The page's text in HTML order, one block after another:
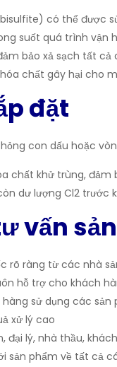
có thể được
suốt quá trình vận
bảo xả sạch tất cả
chất gây hại cho
đặt
con dấu hoặc
chất khử trùng, đảm
dư lượng Cl2 trước
vấn
rõ ràng từ các nhà
hỗ trợ cho khách
sử dụng các sản
xử lý cao
đại lý, nhà thầu,
sản phẩm về tất cả